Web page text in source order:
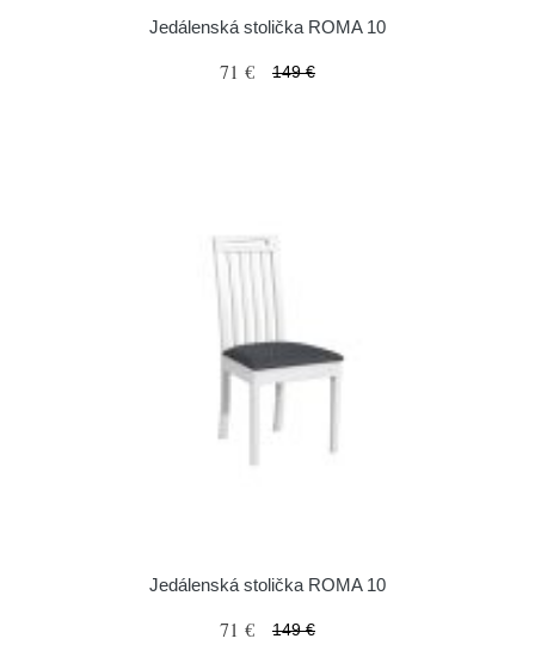
Jedálenská stolička ROMA 10
71 € 149 €
Jedálenská stolička ROMA 10
71 € 149 €